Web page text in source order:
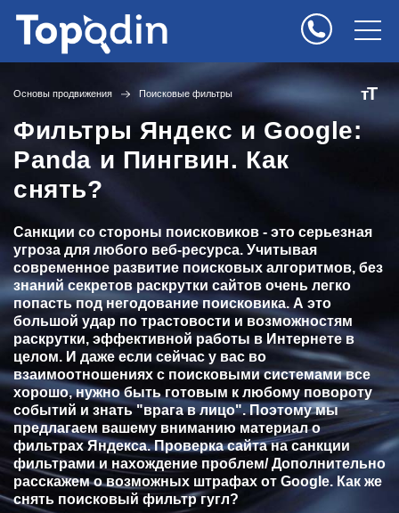
тТ
Основы продвижения Поисковые фильтры
Фильтры Яндекс и Google:
Panda и Пингвин. Как
снять?
Санкции со стороны поисковиков - это серьезная
угроза для любого веб-ресурса. Учитывая
современное развитие поисковых алгоритмов, без
знаний секретов раскрутки сайтов очень легко
попасть под негодование поисковика. А это
большой удар по трастовости и возможностям
раскрутки, эффективной работы в Интернете в
целом. И даже если сейчас у вас во
взаимоотношениях с поисковыми системами все
хорошо, нужно быть готовым к любому повороту
событий и знать "врага в лицо". Поэтому мы
предлагаем вашему вниманию материал о
фильтрах Яндекса. Проверка сайта на санкции
фильтрами и нахождение проблем/ Дополнительно
расскажем о возможных штрафах от Google. Как же
снять поисковый фильтр гугл?